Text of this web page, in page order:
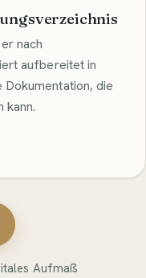
nach
aufbereitet in
die
kann.
Aufmaß